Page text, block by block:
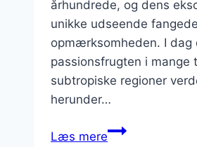
århundrede, og dens
unikke udseende
opmærksomheden. I dag
passionsfrugten i mange
subtropiske regioner
herunder…
Læs merePassionsfrugt